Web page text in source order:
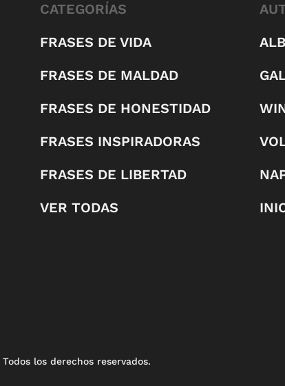
CATEGORÍAS
FRASES DE VIDA
FRASES DE MALDAD
FRASES DE HONESTIDAD
FRASES INSPIRADORAS
FRASES DE LIBERTAD
VER TODAS
los derechos reservados.